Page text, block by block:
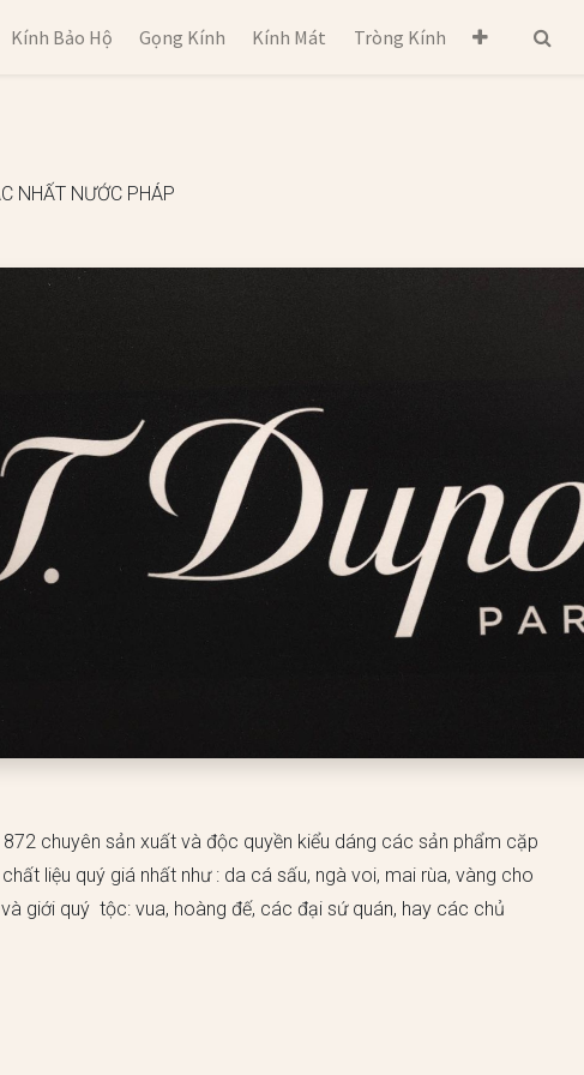
Kính Bảo Hộ Gọng Kính Kính Mát Tròng Kính
NHẤT NƯỚC PHÁP
chuyên sản xuất và độc quyền kiểu dáng các sản phẩm cặp
liệu quý giá nhất như : da cá sấu, ngà voi, mai rùa, vàng cho
giới quý tộc: vua, hoàng đế, các đại sứ quán, hay các chủ